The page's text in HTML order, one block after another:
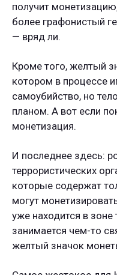
получит
более графонистый
— вряд ли.
Кроме того, желтый
котором в процессе
самоубийство, но
планом. А вот если
монетизация.
И последнее здесь:
террористических
которые содержат
могут
уже находится в зоне
занимается чем-то
желтый значок